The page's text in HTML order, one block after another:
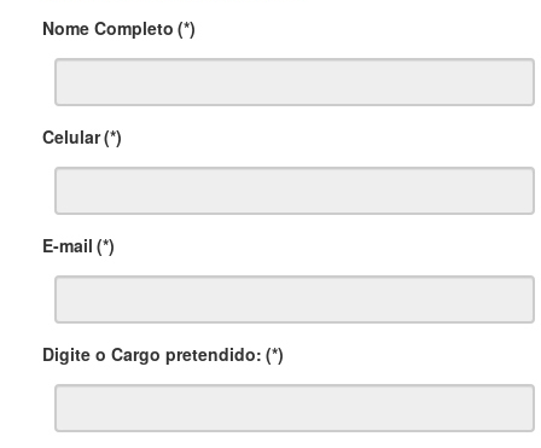
Nome Completo (*)
Celular(*)
E-mail (*)
Digite o Cargo pretendido: (*)